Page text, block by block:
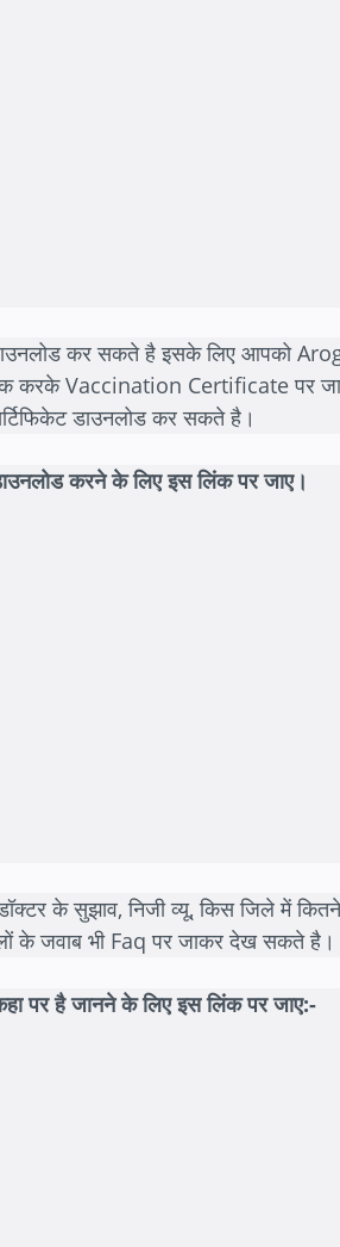
कर सकते है इसके लिए आपको
Vaccination Certificate पर
डाउनलोड कर सकते है।
करने के लिए इस लिंक पर जाए।
के सुझाव, निजी व्यू, किस जिले में
के जवाब भी Faq पर जाकर देख सकते है।
है जानने के लिए इस लिंक पर जाए:-